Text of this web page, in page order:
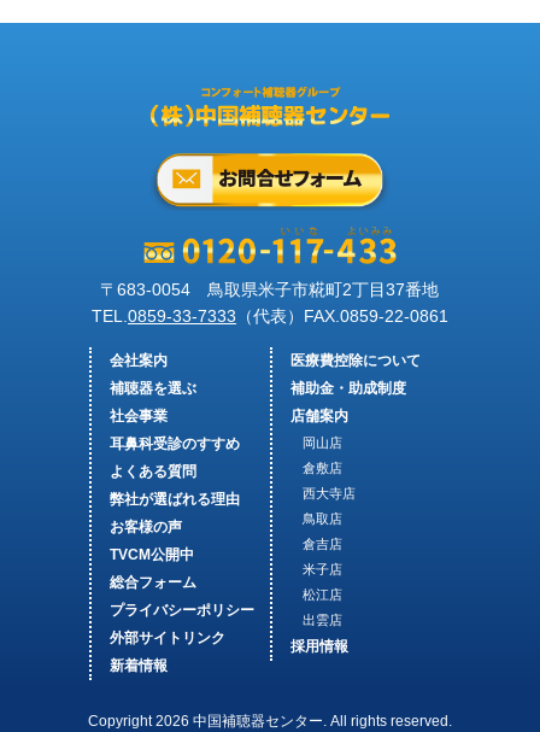
〒683-0054 鳥取県米子市糀町2丁目37番地
TEL. 0859-33-7333 （代表）FAX. 0859-22-0861
会社案内
補聴器を選ぶ
社会事業
耳鼻科受診のすすめ
よくある質問
弊社が選ばれる理由
お客様の声
TVCM公開中
総合フォーム
プライバシーポリシー
外部サイトリンク
新着情報
医療費控除について
補助金・助成制度
店舗案内
岡山店
倉敷店
西大寺店
鳥取店
倉吉店
米子店
松江店
出雲店
採用情報
Copyright 2026 中国補聴器センター. All rights reserved.